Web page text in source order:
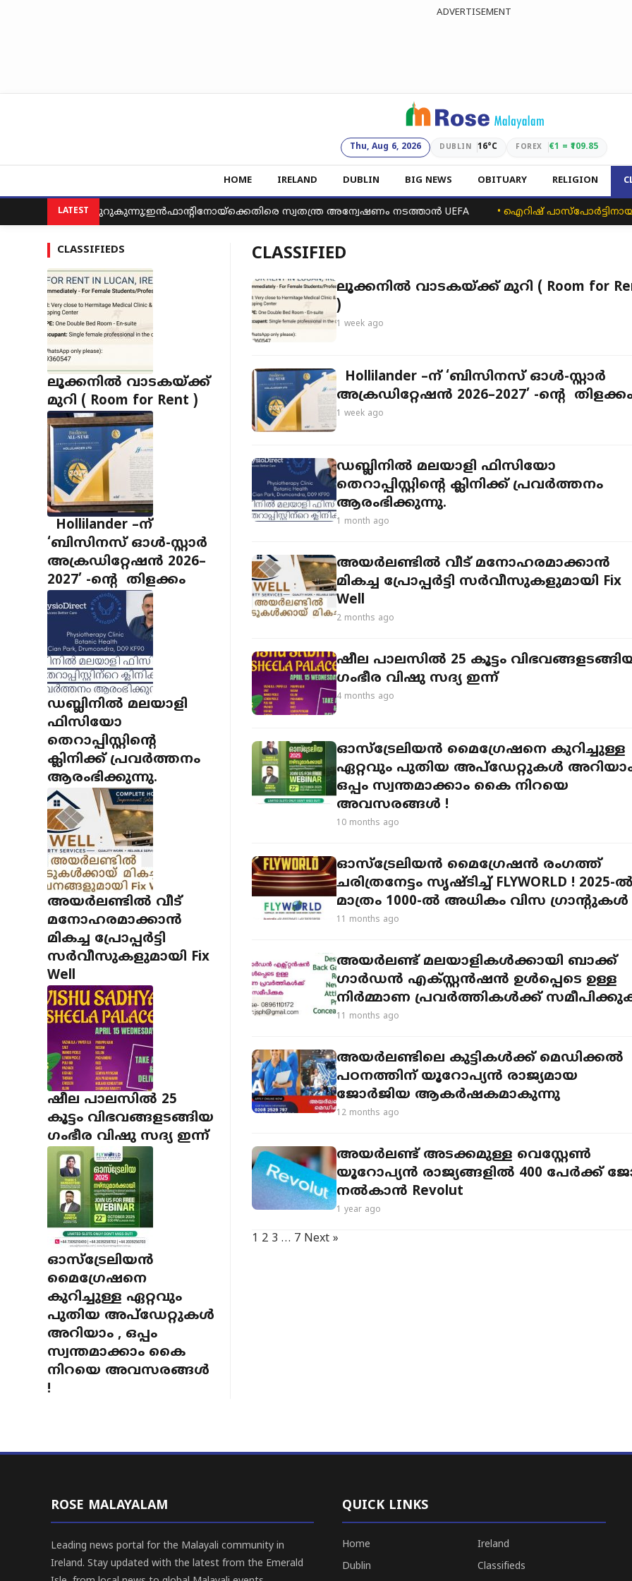
ADVERTISEMENT
Thu, Aug 6, 2026 DUBLIN 16°C FOREX €1 = ₹109.85
HOME IRELAND DUBLIN BIG NEWS OBITUARY RELIGION
LATEST
പോരുമുറുകുന്നു;ഇൻഫാന്റിനോയ്‌ക്കെതിരെ സ്വതന്ത്ര അന്വേഷണം നടത്താൻ UEFA ഐറിഷ് പാസ്‌പോർട്ടിനായി
CLASSIFIEDS
ലൂക്കനിൽ വാടകയ്ക്ക്
മുറി ( Room for Rent )
Hollilander –ന്
‘ബിസിനസ് ഓൾ-സ്റ്റാർ
അക്രഡിറ്റേഷൻ 2026–
2027’ -ന്റെ തിളക്കം
ഡബ്ലിനിൽ മലയാളി
ഫിസിയോ
തെറാപ്പിസ്റ്റിന്റെ
ക്ലിനിക്ക് പ്രവർത്തനം
ആരംഭിക്കുന്നു.
അയർലണ്ടിൽ വീട്
മനോഹരമാക്കാൻ
മികച്ച പ്രോപ്പർട്ടി
സർവീസുകളുമായി Fix
Well
ഷീല പാലസിൽ 25
കൂട്ടം വിഭവങ്ങളടങ്ങിയ
ഗംഭീര വിഷു സദ്യ ഇന്ന്
ഓസ്‌ട്രേലിയൻ
മൈഗ്രേഷനെ
കുറിച്ചുള്ള ഏറ്റവും
പുതിയ അപ്ഡേറ്റുകൾ
അറിയാം , ഒപ്പം
സ്വന്തമാക്കാം കൈ
നിറയെ അവസരങ്ങൾ
!
CLASSIFIED
ലൂക്കനിൽ വാടകയ്ക്ക് മുറി ( Room for
)
1 week ago
Hollilander –ന് ‘ബിസിനസ് ഓൾ-സ്റ്റാർ
അക്രഡിറ്റേഷൻ 2026–2027’ -ന്റെ
1 week ago
ഡബ്ലിനിൽ മലയാളി ഫിസിയോ
തെറാപ്പിസ്റ്റിന്റെ ക്ലിനിക്ക് പ്രവർത്തനം
ആരംഭിക്കുന്നു.
1 month ago
അയർലണ്ടിൽ വീട് മനോഹരമാക്കാൻ
മികച്ച പ്രോപ്പർട്ടി സർവീസുകളുമായി Fix
Well
2 months ago
ഷീല പാലസിൽ 25 കൂട്ടം
ഗംഭീര വിഷു സദ്യ ഇന്ന്
4 months ago
ഓസ്‌ട്രേലിയൻ മൈഗ്രേഷനെ കുറിച്ചുള്ള
ഏറ്റവും പുതിയ അപ്ഡേറ്റുകൾ
ഒപ്പം സ്വന്തമാക്കാം കൈ നിറയെ
അവസരങ്ങൾ !
10 months ago
ഓസ്‌ട്രേലിയൻ മൈഗ്രേഷൻ രംഗത്ത്
ചരിത്രനേട്ടം സൃഷ്ടിച്ച് FLYWORLD ! 2025-ൽ
മാത്രം 1000-ൽ അധികം വിസ ഗ്രാന്റുകൾ
11 months ago
അയർലണ്ട് മലയാളികൾക്കായി ബാക്ക്
ഗാർഡൻ എക്സ്റ്റൻഷൻ ഉൾപ്പെടെ ഉള്ള
നിർമ്മാണ പ്രവർത്തികൾക്ക്
11 months ago
അയർലണ്ടിലെ കുട്ടികൾക്ക് മെഡിക്കൽ
പഠനത്തിന് യൂറോപ്യൻ രാജ്യമായ
ജോർജിയ ആകർഷകമാകുന്നു
12 months ago
അയർലണ്ട് അടക്കമുള്ള വെസ്റ്റേൺ
യൂറോപ്യൻ രാജ്യങ്ങളിൽ 400 പേർക്ക്
നൽകാൻ Revolut
1 year ago
1 2 3 … 7 Next »
ROSE MALAYALAM
Leading news portal for the Malayali community in
Ireland. Stay updated with the latest from the Emerald
QUICK LINKS
Home
Ireland
Dublin
Classifieds